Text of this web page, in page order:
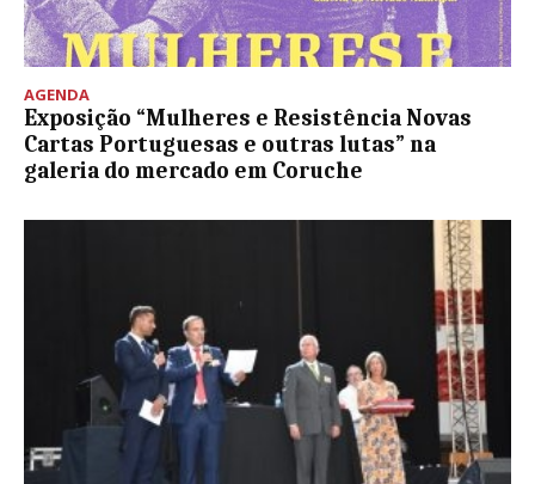
AGENDA
Exposição “Mulheres e Resistência Novas
Cartas Portuguesas e outras lutas” na
galeria do mercado em Coruche